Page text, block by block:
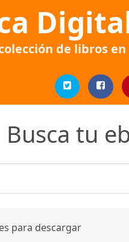
Digital
de libros
Busca tu
para descargar